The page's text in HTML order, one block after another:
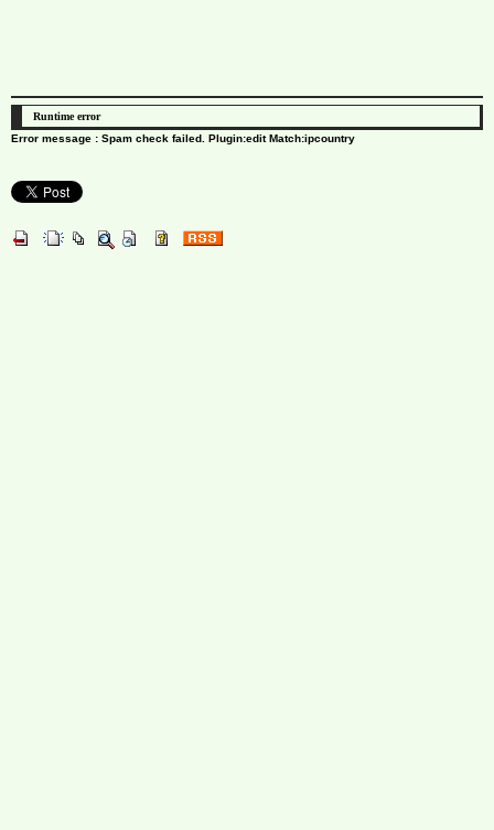
Runtime error
Error message : Spam check failed. Plugin:edit Match:ipcountry